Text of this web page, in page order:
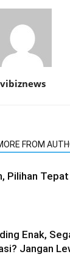
vibiznews
FROM
Pilihan
Enak,
Jangan